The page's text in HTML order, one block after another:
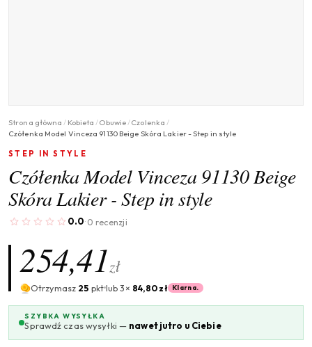
Strona główna / Kobieta /Obuwie/Czolenka /
Czółenka Model Vinceza 91130 Beige Skóra Lakier - Step in style
STEP IN STYLE
Czółenka Model Vinceza 91130 Beige
Skóra Lakier - Step in style
0.0· 0 recenzji
254,41zł
Otrzymasz 25 pktlub 3× 84,80 zł Klarna.
SZYBKA WYSYŁKA
Sprawdź czas wysyłki — nawet jutro u Ciebie